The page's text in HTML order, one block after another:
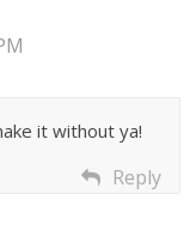
it without ya!
Reply